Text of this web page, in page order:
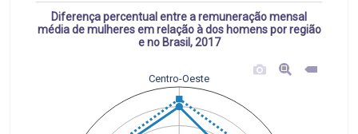
Diferença percentual entre a remuneração mensal
média de mulheres em relação à dos homens por região
e no Brasil, 2017
Centro-Oeste